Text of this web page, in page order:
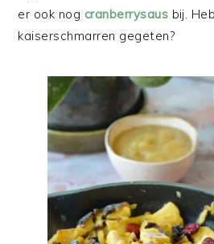
er ook nog cranberrysaus bij.
kaiserschmarren gegeten?